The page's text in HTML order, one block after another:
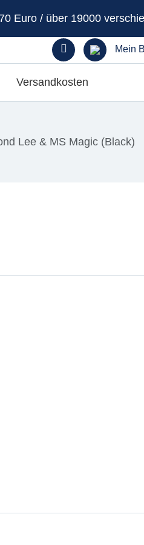
Euro / über 19000
Mein
Versandkosten
Lee & MS Magic (Black)